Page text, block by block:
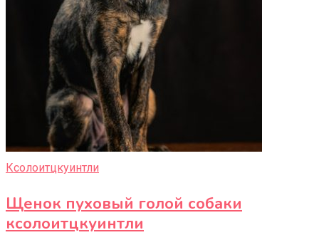
Ксолоитцкуинтли
Щенок пуховый голой собаки
ксолоитцкуинтли